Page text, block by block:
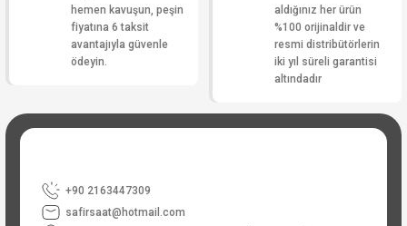
hemen kavuşun, peşin
fiyatına 6 taksit
avantajıyla güvenle
ödeyin.
aldığınız her ürün
%100 orijinaldir ve
resmi distribütörlerin
iki yıl süreli garantisi
altındadır
+90 2163447309
safirsaat@hotmail.com